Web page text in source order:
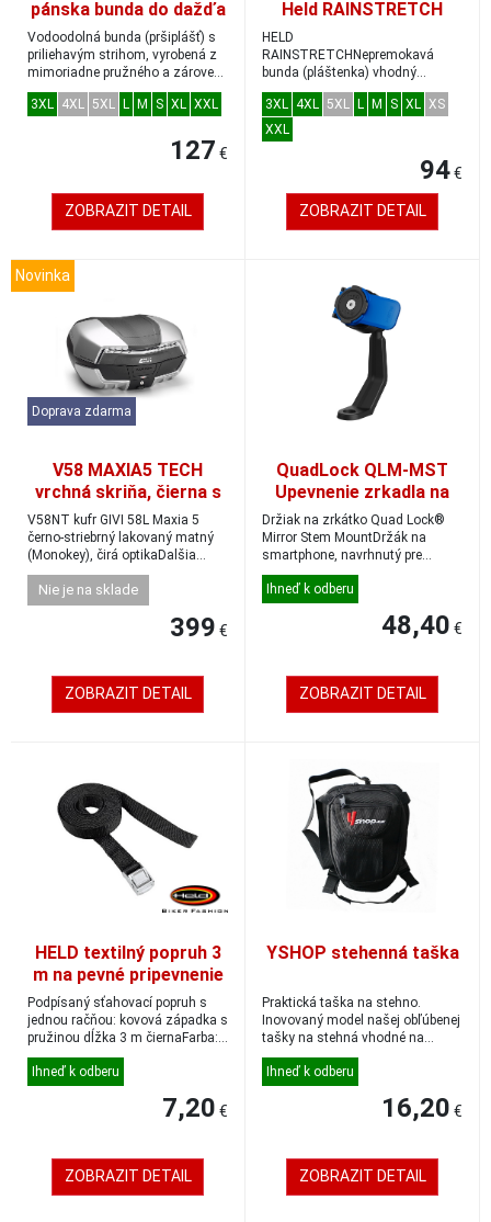
pánska bunda do dažďa
fluo-žltá/čierna veľkosť
L
Vodoodolná bunda (pršiplášť) s
priliehavým strihom, vyrobená z
mimoriadne pružného a zároveň
prieduš...
3XL 4XL 5XL L M S XL XXL
127 €
ZOBRAZIT DETAIL
Held RAINSTRETCH
čierna/fluo žltá, pánska
HELD
RAINSTRETCHNepremokavá
bunda (pláštenka) vhodný
doplnok pre cestovanie na
motorke reflexné znak...
3XL 4XL 5XL L M S XL XS
XXL
94€
ZOBRAZIT DETAIL
Novinka
Doprava zdarma
V58 MAXIA5 TECH
vrchná skriňa, čierna s
priehľadným
reflektorom a štyrmi
krytmi lakovanými s
hliníkovým efektom
V58NT kufr GIVI 58L Maxia 5
černo-striebrný lakovaný matný
(Monokey), čirá optikaDalšia
generácia na...
Nie je na sklade
399 €
ZOBRAZIT DETAIL
QuadLock QLM-MST
Upevnenie zrkadla na
stonku
Držiak na zrkátko Quad Lock®
Mirror Stem MountDržák na
smartphone, navrhnutý pre
motocykly, sa i...
Ihneď k odberu
48,40 €
ZOBRAZIT DETAIL
HELD textilný popruh 3
m na pevné pripevnenie
Podpísaný sťahovací popruh s
jednou račňou: kovová západka s
pružinou dĺžka 3 m čiernaFarba:
čiernaB...
Ihneď k odberu
7,20 €
ZOBRAZIT DETAIL
YSHOP stehenná taška
Praktická taška na stehno.
Inovovaný model našej obľúbenej
tašky na stehná vhodné na
dokumenty, mob...
Ihneď k odberu
16,20 €
ZOBRAZIT DETAIL